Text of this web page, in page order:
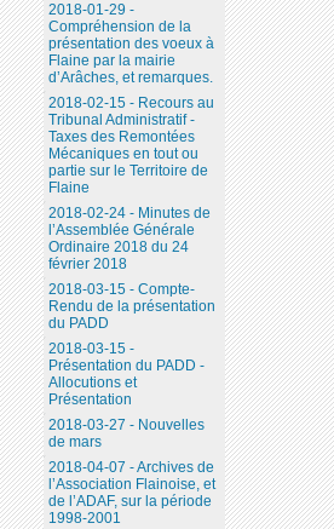
2018-01-29 -
Compréhension de la
présentation des voeux à
Flaine par la mairie
d’Arâches, et remarques.
2018-02-15 - Recours au
Tribunal Administratif -
Taxes des Remontées
Mécaniques en tout ou
partie sur le Territoire de
Flaine
2018-02-24 - Minutes de
l’Assemblée Générale
Ordinaire 2018 du 24
février 2018
2018-03-15 - Compte-
Rendu de la présentation
du PADD
2018-03-15 -
Présentation du PADD -
Allocutions et
Présentation
2018-03-27 - Nouvelles
de mars
2018-04-07 - Archives de
l’Association Flainoise, et
de l’ADAF, sur la période
1998-2001